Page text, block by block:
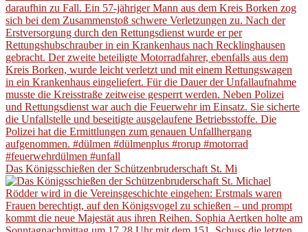
Das Königsschießen der Schützenbruderschaft St. Mi